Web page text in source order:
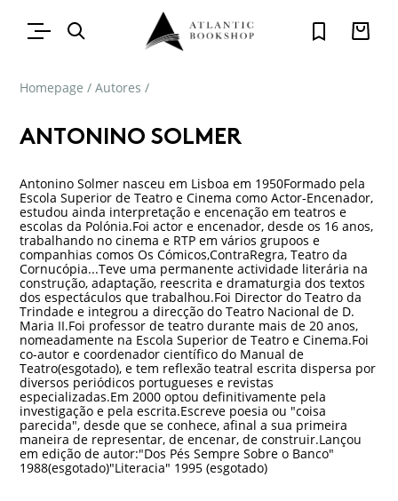
Homepage / Autores /
ANTONINO SOLMER
Antonino Solmer nasceu em Lisboa em 1950Formado pela
Escola Superior de Teatro e Cinema como Actor-Encenador,
estudou ainda interpretação e encenação em teatros e
escolas da Polónia.Foi actor e encenador, desde os 16 anos,
trabalhando no cinema e RTP em vários grupoos e
companhias comos Os Cómicos,ContraRegra, Teatro da
Cornucópia...Teve uma permanente actividade literária na
construção, adaptação, reescrita e dramaturgia dos textos
dos espectáculos que trabalhou.Foi Director do Teatro da
Trindade e integrou a direcção do Teatro Nacional de D.
Maria II.Foi professor de teatro durante mais de 20 anos,
nomeadamente na Escola Superior de Teatro e Cinema.Foi
co-autor e coordenador científico do Manual de
Teatro(esgotado), e tem reflexão teatral escrita dispersa por
diversos periódicos portugueses e revistas
especializadas.Em 2000 optou definitivamente pela
investigação e pela escrita.Escreve poesia ou "coisa
parecida", desde que se conhece, afinal a sua primeira
maneira de representar, de encenar, de construir.Lançou
em edição de autor:"Dos Pés Sempre Sobre o Banco"
1988(esgotado)"Literacia" 1995 (esgotado)